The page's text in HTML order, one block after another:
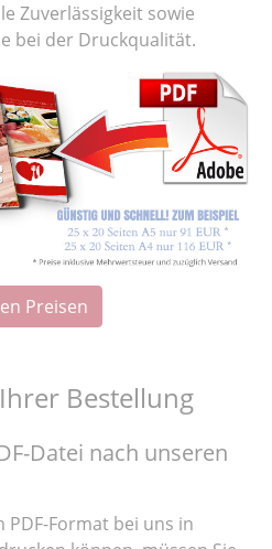
Zuverlässigkeit sowie
bei der Druckqualität.
Preisen
Bestellung
Datei nach unseren
Format bei uns in